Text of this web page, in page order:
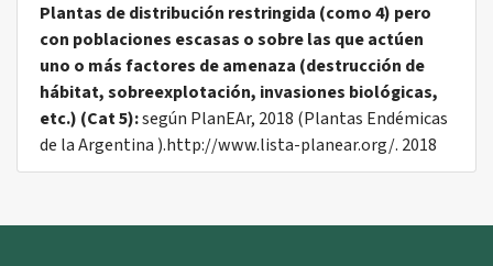
Plantas de distribución restringida (como 4) pero
con poblaciones escasas o sobre las que actúen
uno o más factores de amenaza (destrucción de
hábitat, sobreexplotación, invasiones biológicas,
etc.) (Cat 5):según PlanEAr, 2018 (Plantas Endémicas
de la Argentina ).http://www.lista-planear.org/. 2018